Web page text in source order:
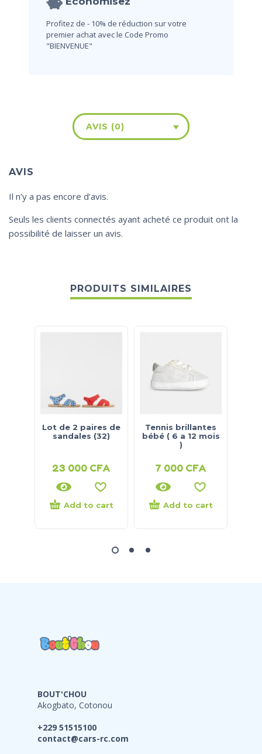
Profitez de - 10% de réduction sur votre
premier achat avec le Code Promo
"BIENVENUE"
AVIS (0)
AVIS
Il n’y a pas encore d’avis.
Seuls les clients connectés ayant acheté ce produit ont la
possibilité de laisser un avis.
PRODUITS SIMILAIRES
Lot de 2 paires de
sandales (32)
23 000 CFA
Add to cart
Tennis brillantes
bébé ( 6 a 12 mois
)
7 000 CFA
Add to cart
BOUT'CHOU
Akogbato, Cotonou
+229 51515100
contact@cars-rc.com